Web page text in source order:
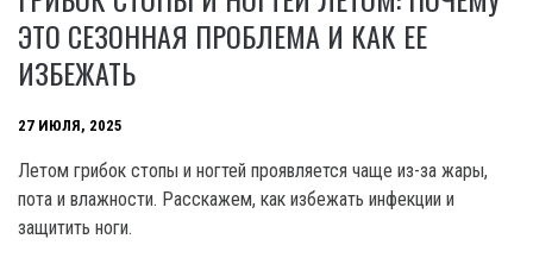
ЭТО СЕЗОННАЯ ПРОБЛЕМА И КАК ЕЕ
ИЗБЕЖАТЬ
27 ИЮЛЯ, 2025
Летом грибок стопы и ногтей проявляется чаще из-за жары,
пота и влажности. Расскажем, как избежать инфекции и
защитить ноги.